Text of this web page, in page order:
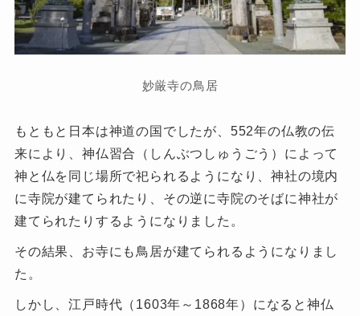
妙厳寺の鳥居
もともと日本は神道の国でしたが、552年の仏教の伝
来により、神仏習合（しんぶつしゅうごう）によって
神と仏を同じ場所で祀られるようになり、神社の境内
に寺院が建てられたり、その逆に寺院のそばに神社が
建てられたりするようになりました。
その結果、お寺にも鳥居が建てられるようになりまし
た。
しかし、江戸時代（1603年～1868年）になると神仏